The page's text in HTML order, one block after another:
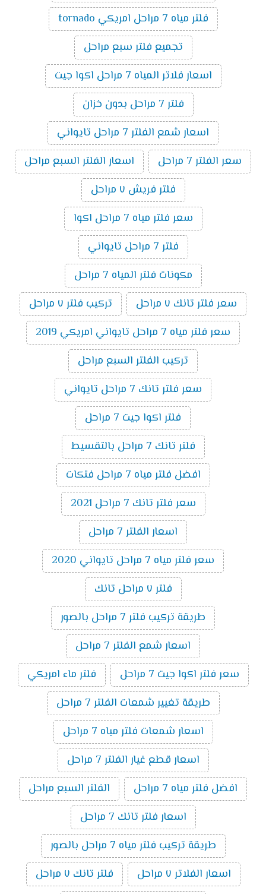
فلتر مياه 7 مراحل امريكي tornado
تجميع فلتر سبع مراحل
اسعار فلاتر المياه 7 مراحل اكوا جيت
فلتر 7 مراحل بدون خزان
اسعار شمع الفلتر 7 مراحل تايواني
سعر الفلتر 7 مراحل
اسعار الفلتر السبع مراحل
فلتر فريش ٧ مراحل
سعر فلتر مياه 7 مراحل اكوا
فلتر 7 مراحل تايواني
مكونات فلتر المياه 7 مراحل
سعر فلتر تانك ٧ مراحل
تركيب فلتر ٧ مراحل
سعر فلتر مياه 7 مراحل تايواني امريكي 2019
تركيب الفلتر السبع مراحل
سعر فلتر تانك 7 مراحل تايواني
فلتر اكوا جيت 7 مراحل
فلتر تانك 7 مراحل بالتقسيط
افضل فلتر مياه 7 مراحل فتكات
سعر فلتر تانك 7 مراحل 2021
اسعار الفلتر 7 مراحل
سعر فلتر مياه 7 مراحل تايواني 2020
فلتر ٧ مراحل تانك
طريقة تركيب فلتر 7 مراحل بالصور
اسعار شمع الفلتر 7 مراحل
سعر فلتر اكوا جيت 7 مراحل
فلتر ماء امريكي
طريقة تغيير شمعات الفلتر 7 مراحل
اسعار شمعات فلتر مياه 7 مراحل
اسعار قطع غيار الفلتر 7 مراحل
افضل فلتر مياه 7 مراحل
الفلتر السبع مراحل
اسعار فلتر تانك 7 مراحل
طريقة تركيب فلتر مياه 7 مراحل بالصور
اسعار الفلاتر ٧ مراحل
فلتر تانك ٧ مراحل